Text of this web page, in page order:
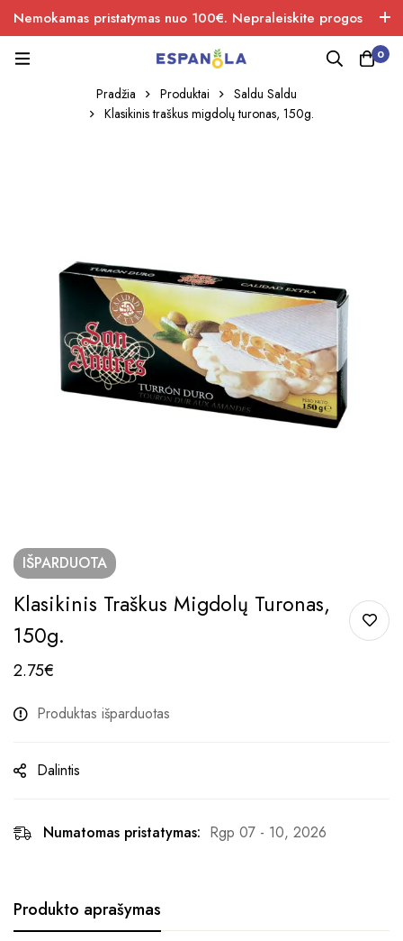
Nemokamas pristatymas nuo 100€. Nepraleiskite progos
įsigiti naujos produkcijos.
0
Pradžia Produktai
Saldu Saldu
Klasikinis traškus migdolų turonas, 150g.
IŠPARDUOTA
Klasikinis Traškus Migdolų Turonas,
150g.
2.75€
Produktas išparduotas
Dalintis
Numatomas pristatymas: Rgp 07 - 10, 2026
Produkto aprašymas